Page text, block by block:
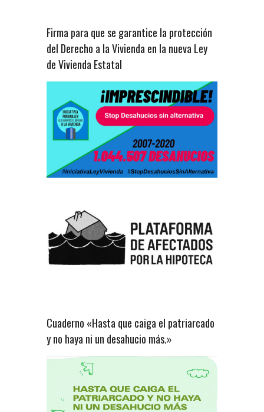
Firma para que se garantice la protección
del Derecho a la Vivienda en la nueva Ley
de Vivienda Estatal
Cuaderno «Hasta que caiga el patriarcado
y no haya ni un desahucio más.»